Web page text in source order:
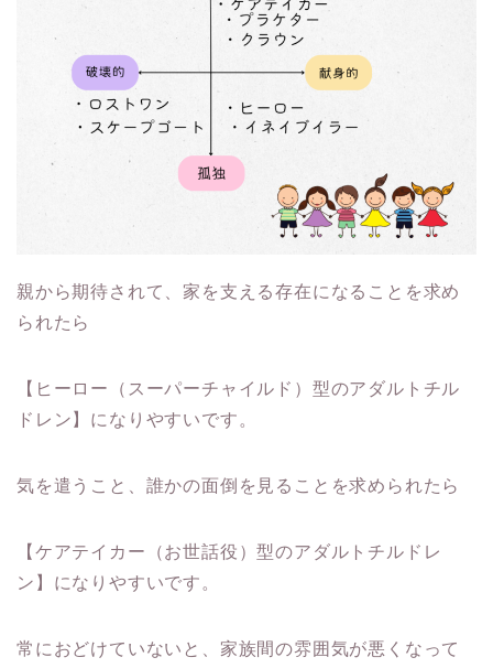
親から期待されて、家を支える存在になることを求め
られたら
【ヒーロー（スーパーチャイルド）型のアダルトチル
ドレン】になりやすいです。
気を遣うこと、誰かの面倒を見ることを求められたら
【ケアテイカー（お世話役）型のアダルトチルドレ
ン】になりやすいです。
常におどけていないと、家族間の雰囲気が悪くなって